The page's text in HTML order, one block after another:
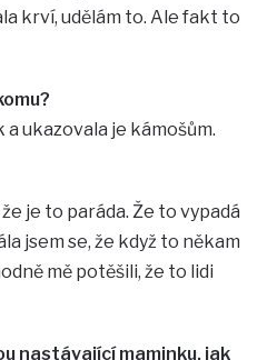
krví, udělám to. Ale fakt to
a ukazovala je kámošům.
je to paráda. Že to vypadá
jsem se, že když to někam
mě potěšili, že to lidi
nastávající maminku, jak